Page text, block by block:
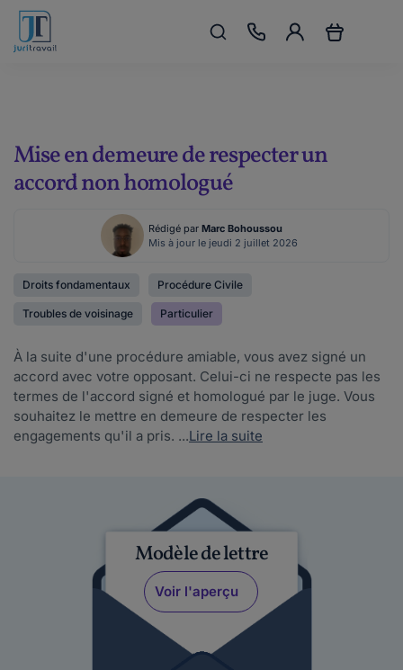
Modèle de lettre
Voir l'aperçu
Mise en demeure de respecter un
accord non homologué
Rédigé par Marc Bohoussou
Mis à jour le jeudi 2 juillet 2026
Droits fondamentaux Procédure Civile
Troubles de voisinage Particulier
À la suite d'une procédure amiable, vous avez signé un
accord avec votre opposant. Celui-ci ne respecte pas les
termes de l'accord signé et homologué par le juge. Vous
souhaitez le mettre en demeure de respecter les
engagements qu'il a pris. ...Lire la suite